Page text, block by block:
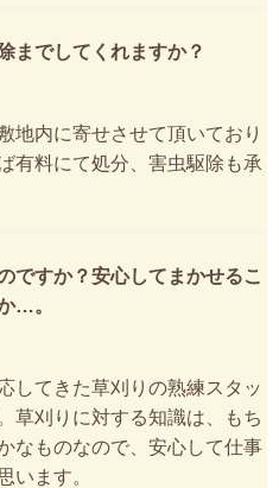
までしてくれますか？
地内に寄せさせて頂いており
有料にて処分、害虫駆除も承
ですか？安心してまかせるこ
…。
してきた草刈りの熟練スタッ
草刈りに対する知識は、もち
なものなので、安心して仕事
います。